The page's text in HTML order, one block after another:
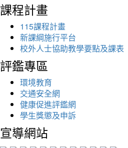
課程計畫
115課程計畫
新課綱施行平台
校外人士協助教學要點及課表
評鑑專區
環境教育
交通安全網
健康促進評鑑網
學生獎懲及申訴
宣導網站